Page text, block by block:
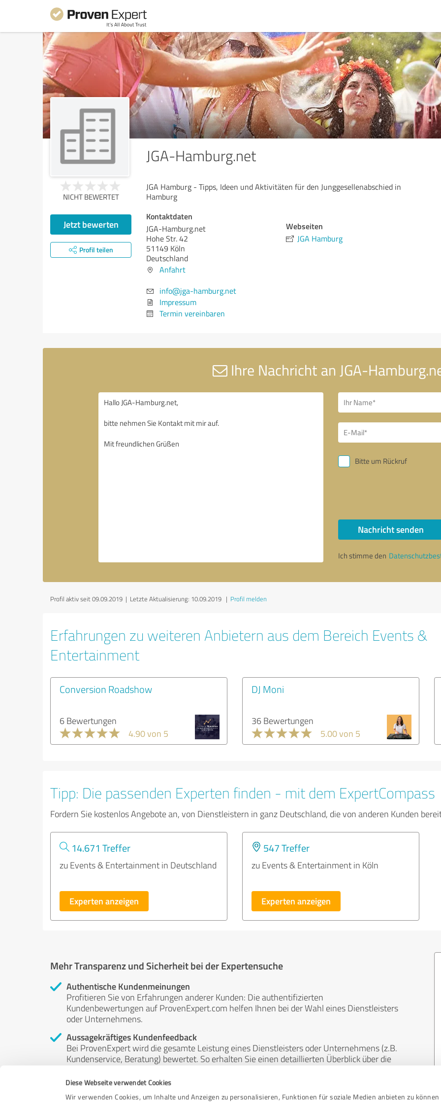
Diese Webseite verwendet Cookies
Wir verwenden Cookies, um Inhalte und Anzeigen zu personalisieren, Funktionen für soziale Medien anbieten zu können
JGA-Hamburg.net
NICHT BEWERTET
Jetzt bewerten
Profil teilen
JGA Hamburg - Tipps, Ideen und Aktivitäten für den Junggesellenabschied in
Hamburg
Kontaktdaten
JGA-Hamburg.net
Hohe Str. 42
51149 Köln
Deutschland
Anfahrt
info@jga-hamburg.net
Impressum
Termin vereinbaren
Webseiten
JGA Hamburg
Ihre Nachricht an JGA-
Bitte um Rückruf
Nachricht senden
Ich stimme den
Profil aktiv seit 09.09.2019 | Letzte Aktualisierung: 10.09.2019 | Profil melden
Erfahrungen zu weiteren Anbietern aus dem Bereich Events &
Entertainment
Conversion Roadshow
6 Bewertungen
4.90 von 5
DJ Moni
36 Bewertungen
5.00 von 5
Tipp: Die passenden Experten finden - mit dem ExpertCompass
Fordern Sie kostenlos Angebote an, von Dienstleistern in ganz Deutschland, die von anderen Kunden
14.671 Treffer
zu Events & Entertainment in Deutschland
Experten anzeigen
547 Treffer
zu Events & Entertainment in Köln
Experten anzeigen
Mehr Transparenz und Sicherheit bei der Expertensuche
Authentische Kundenmeinungen
Profitieren Sie von Erfahrungen anderer Kunden: Die authentifizierten
Kundenbewertungen auf ProvenExpert.com helfen Ihnen bei der Wahl eines Dienstleisters
oder Unternehmens.
Aussagekräftiges Kundenfeedback
Bei ProvenExpert wird die gesamte Leistung eines Dienstleisters oder Unternehmens (z.B.
Kundenservice, Beratung) bewertet. So erhalten Sie einen detaillierten Überblick über die
Unabhängige Bewertungen
ProvenExpert ist grundsätzlich kostenlos, unabhängig und neutral. Bewertungen von